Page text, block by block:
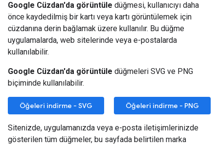
Google Cüzdan'da görüntüle düğmesi, kullanıcıyı daha
önce kaydedilmiş bir kartı veya kartı görüntülemek için
cüzdanına derin bağlamak üzere kullanılır. Bu düğme
uygulamalarda, web sitelerinde veya e-postalarda
kullanılabilir.
Google Cüzdan'da görüntüle düğmeleri SVG ve PNG
biçiminde kullanılabilir.
Öğeleri indirme - SVG Öğeleri indirme - PNG
Sitenizde, uygulamanızda veya e-posta iletişimlerinizde
gösterilen tüm düğmeler, bu sayfada belirtilen marka